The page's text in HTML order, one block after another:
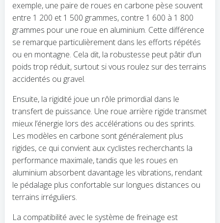
exemple, une paire de roues en carbone pèse souvent
entre 1 200 et 1 500 grammes, contre 1 600 à 1 800
grammes pour une roue en aluminium. Cette différence
se remarque particulièrement dans les efforts répétés
ou en montagne. Cela dit, la robustesse peut pâtir d’un
poids trop réduit, surtout si vous roulez sur des terrains
accidentés ou gravel.
Ensuite, la rigidité joue un rôle primordial dans le
transfert de puissance. Une roue arrière rigide transmet
mieux l’énergie lors des accélérations ou des sprints.
Les modèles en carbone sont généralement plus
rigides, ce qui convient aux cyclistes recherchants la
performance maximale, tandis que les roues en
aluminium absorbent davantage les vibrations, rendant
le pédalage plus confortable sur longues distances ou
terrains irréguliers.
La compatibilité avec le système de freinage est